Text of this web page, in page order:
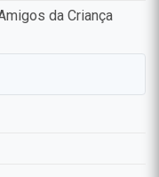
da Criança